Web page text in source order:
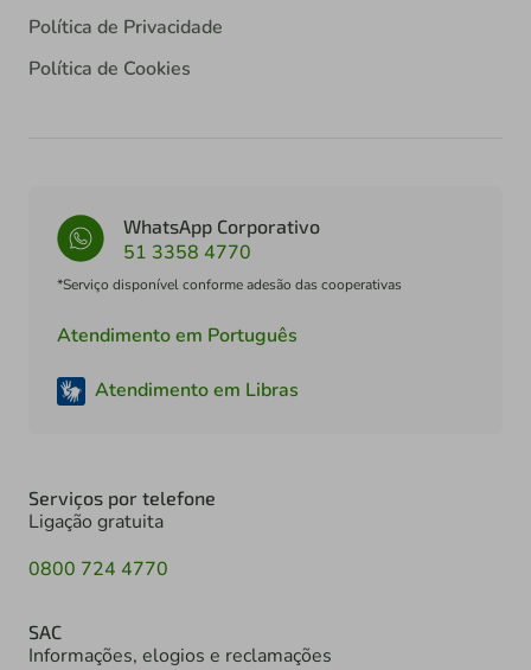
Política de Privacidade
Política de Cookies
WhatsApp Corporativo
51 3358 4770
*Serviço disponível conforme adesão das cooperativas
Atendimento em Português
Atendimento em Libras
Serviços por telefone
Ligação gratuita
0800 724 4770
SAC
Informações, elogios e reclamações